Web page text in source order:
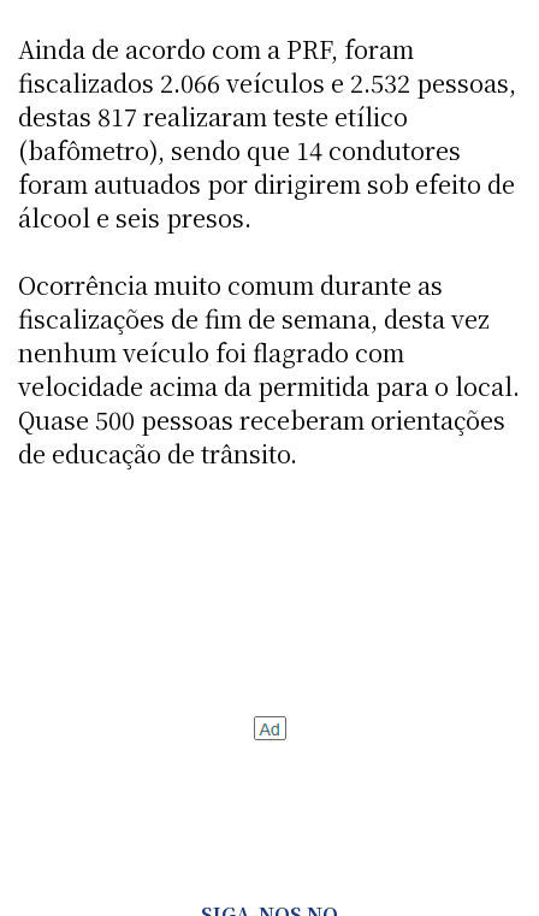
Ainda de acordo com a PRF, foram
fiscalizados 2.066 veículos e 2.532 pessoas,
destas 817 realizaram teste etílico
(bafômetro), sendo que 14 condutores
foram autuados por dirigirem sob efeito de
álcool e seis presos.
Ocorrência muito comum durante as
fiscalizações de fim de semana, desta vez
nenhum veículo foi flagrado com
velocidade acima da permitida para o local.
Quase 500 pessoas receberam orientações
de educação de trânsito.